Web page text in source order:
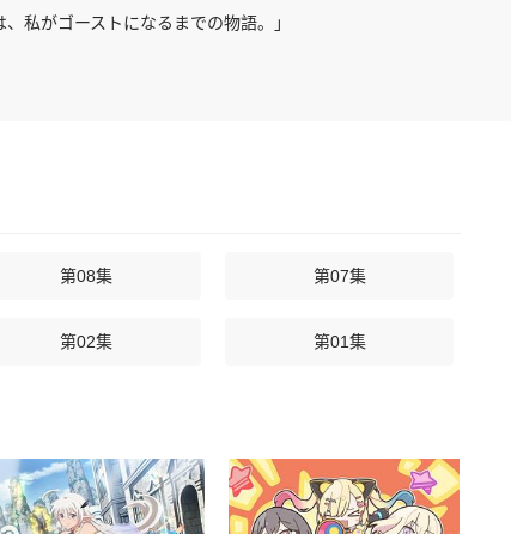
私がゴーストになるまでの物語。」
第08集 第07集
第02集 第01集